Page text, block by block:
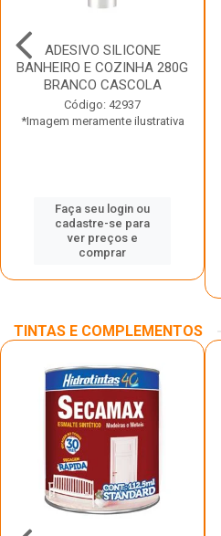
ADESIVO SILICONE
BANHEIRO E COZINHA 280G
BRANCO CASCOLA
Código: 42937
*Imagem meramente ilustrativa
Faça seu login ou
cadastre-se para
ver preços e
comprar
TINTAS E COMPLEMENTOS